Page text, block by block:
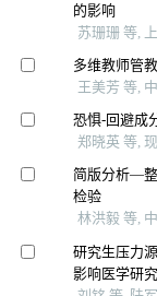
的影响
苏珊珊 等,
多维教师管
王美芳 等,
恐惧-回避成
郑晓英 等,
简版分析—
检验
林洪毅 等,
研究生压力
影响医学研